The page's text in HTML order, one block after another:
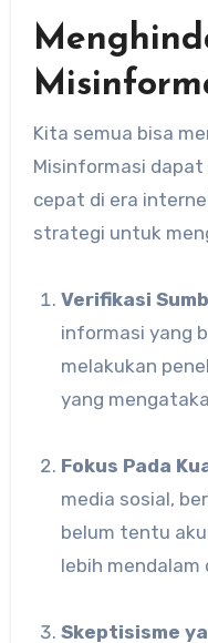
Kita semua bisa
Misinformasi
cepat di era
strategi untuk
Verifikasi
informasi yang
melakukan
yang
Fokus Pada
media sosial,
belum tentu
lebih mendalam
Skeptisisme